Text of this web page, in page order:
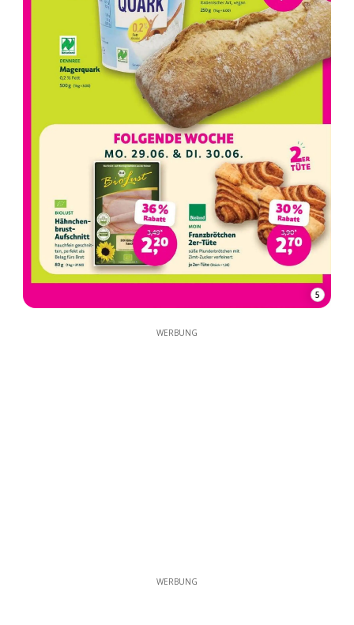
5
WERBUNG
WERBUNG